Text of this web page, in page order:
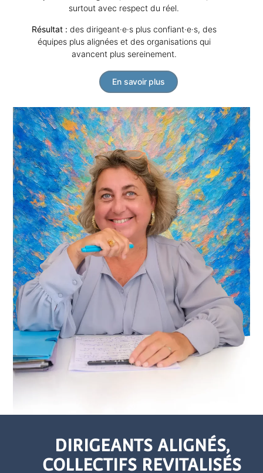
surtout avec respect du réel.
Résultat : des dirigeant·e·s plus confiant·e·s, des
équipes plus alignées et des organisations qui
avancent plus sereinement.
En savoir plus
DIRIGEANTS ALIGNÉS,
COLLECTIFS REVITALISÉS